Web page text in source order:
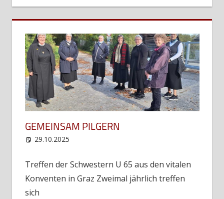
GEMEINSAM PILGERN
29.10.2025
Treffen der Schwestern U 65 aus den vitalen
Konventen in Graz Zweimal jährlich treffen
sich